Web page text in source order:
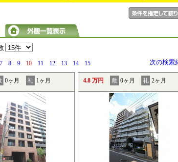
7 8 9 10 11 12 13 14 15 次の検索
0ヶ月 礼 1ヶ月 4.8 万円 敷 0ヶ月 礼 2ヶ月